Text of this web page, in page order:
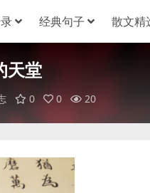
经典句子 散文精
天堂
0 0 20